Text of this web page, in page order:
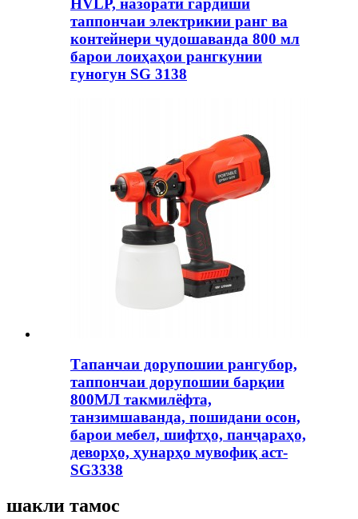
HVLP, назорати гардиши
таппончаи электрикии ранг ва
контейнери ҷудошаванда 800 мл
барои лоиҳаҳои рангкунии
гуногун SG 3138
Тапанчаи дорупошии рангубор,
таппончаи дорупошии барқии
800МЛ такмилёфта,
танзимшаванда, пошидани осон,
барои мебел, шифтҳо, панҷараҳо,
деворҳо, ҳунарҳо мувофиқ аст-
SG3338
шакли тамос